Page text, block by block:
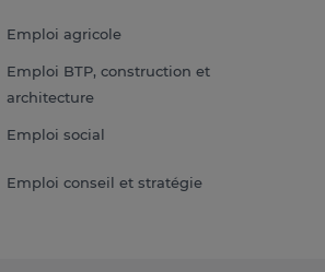
Emploi agricole
Emploi BTP, construction et
architecture
Emploi social
Emploi conseil et stratégie